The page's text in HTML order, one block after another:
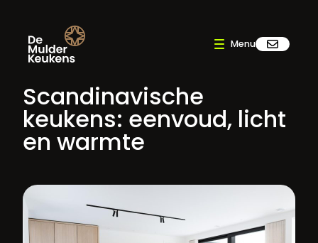
Scandinavische
keukens: eenvoud, licht
en warmte